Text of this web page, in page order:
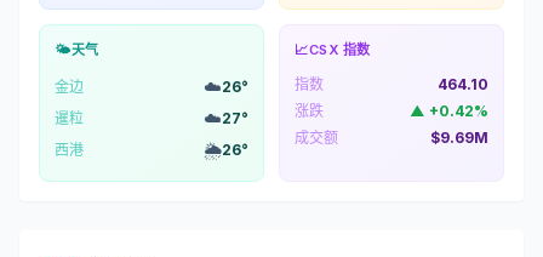
🌤️天气
金边 ☁️26°
暹粒
☁️27°
西港
🌦️26°
📈CSX 指数
指数
464.10
涨跌
▲ +0.42%
成交额
$9.69M